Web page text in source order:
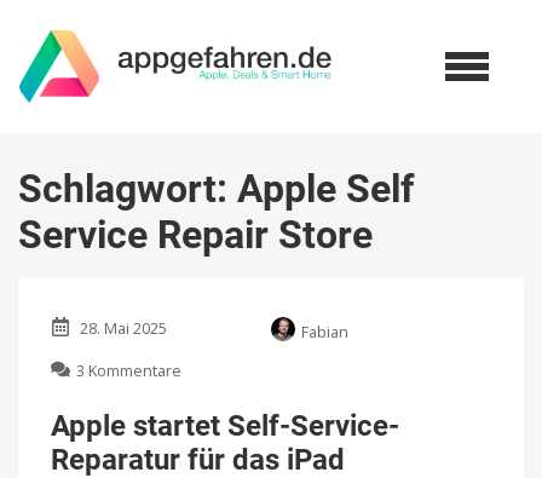
Schlagwort: Apple Self
Service Repair Store
28. Mai 2025
Fabian
3 Kommentare
startet
Self-
Service-
Apple startet Self-Service-
Reparatur für das iPad